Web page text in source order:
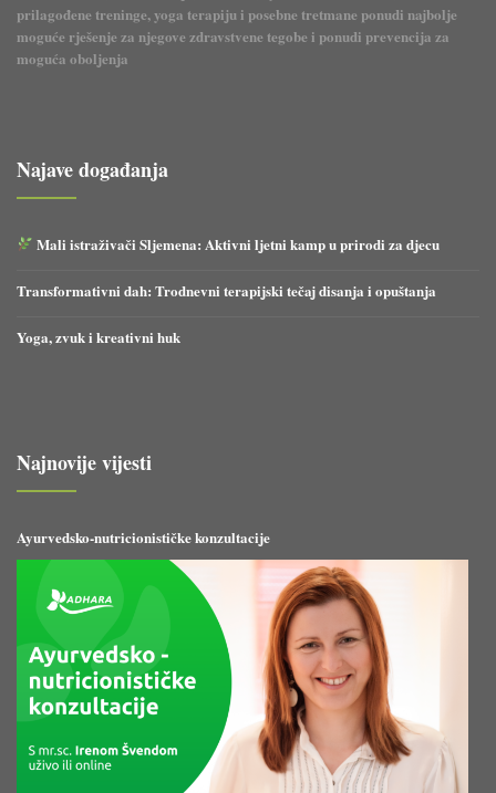
prilagođene treninge, yoga terapiju i posebne tretmane ponudi najbolje
moguće rješenje za njegove zdravstvene tegobe i ponudi prevencija za
moguća oboljenja
Najave događanja
Mali istraživači Sljemena: Aktivni ljetni kamp u prirodi za djecu
Transformativni dah: Trodnevni terapijski tečaj disanja i opuštanja
Yoga, zvuk i kreativni huk
Najnovije vijesti
Ayurvedsko-nutricionističke konzultacije